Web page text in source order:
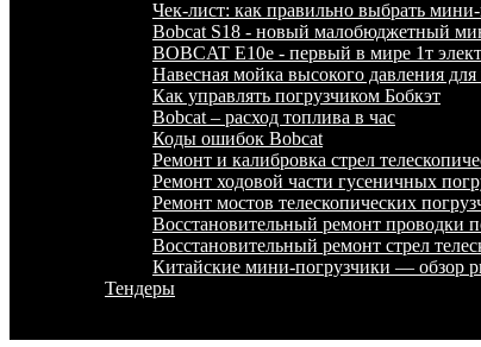
Чек-лист: как правильно выбрать
Bobcat S18 - новый малобюджетный
BOBCAT E10e - первый в мире 1т
Навесная мойка высокого давления
Как управлять погрузчиком Бобкэт
Bobcat – расход топлива в час
Коды ошибок Bobcat
Ремонт и калибровка стрел
Ремонт ходовой части гусеничных
Ремонт мостов телескопических
Восстановительный ремонт проводки
Восстановительный ремонт стрел
Китайские мини-погрузчики — обзор
Тендеры